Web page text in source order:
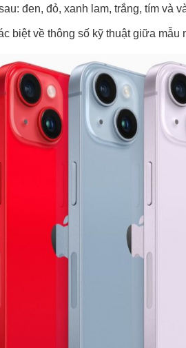
đen, đỏ, xanh lam, trắng, tím và
biệt về thông số kỹ thuật giữa mẫu